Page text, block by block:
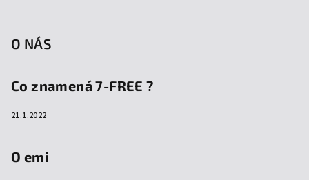
O NÁS
Co znamená 7-FREE ?
21.1.2022
O emi